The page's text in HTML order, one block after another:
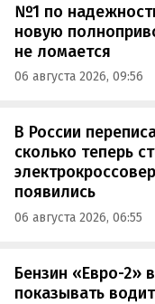
№1 по
новую
не ломается
06 августа 2026, 09:56
В России
сколько теперь
появились
06 августа 2026, 06:55
Бензин «Евро-2»
показывать